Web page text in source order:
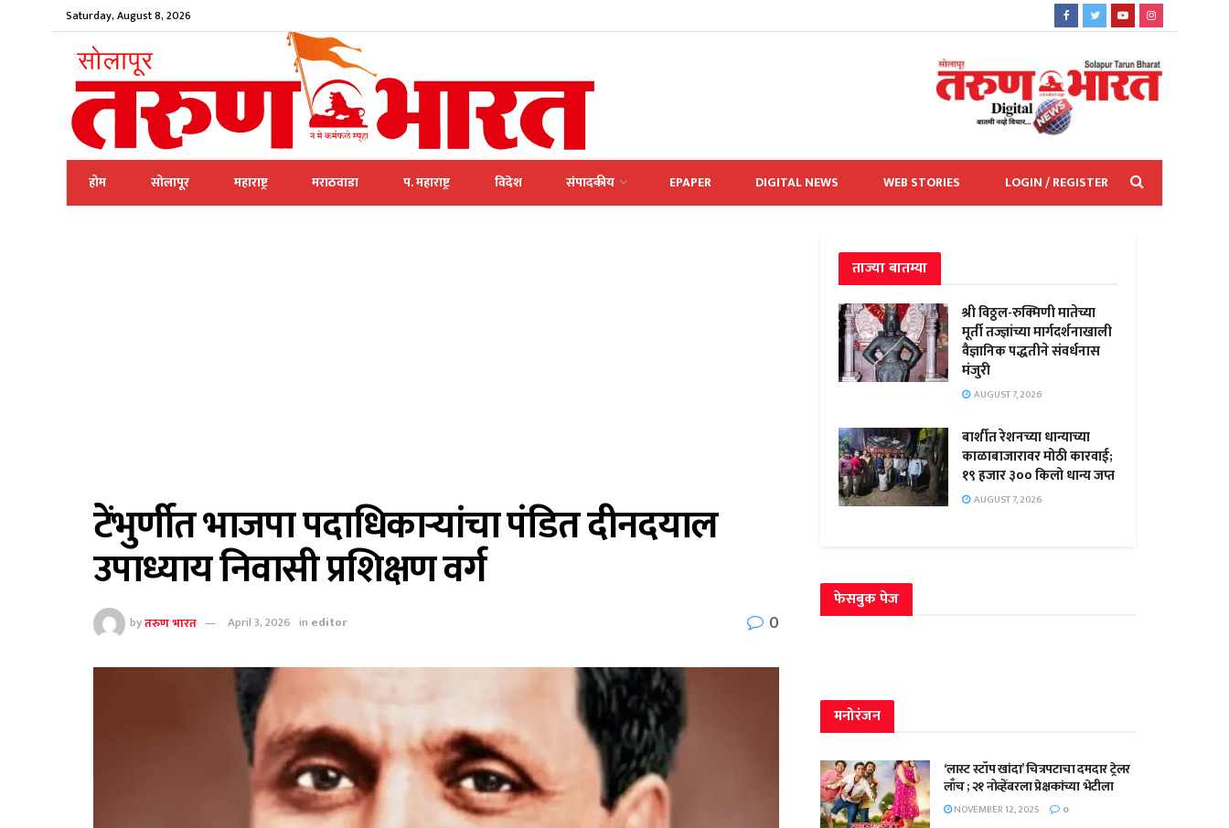
Saturday, August 8, 2026
होम सोलापूर महाराष्ट्र मराठवाडा प. महाराष्ट्र विदेश संपादकीय EPAPER DIGITAL NEWS WEB STORIES LOGIN / REGISTER
टेंभुर्णीत भाजपा पदाधिकाऱ्यांचा पंडित दीनदयाल
उपाध्याय निवासी प्रशिक्षण वर्ग
byतरुण भारत April 3, 2026 in editor 0
ताज्या बातम्या
श्री विठ्ठल-रुक्मिणी मातेच्या
मूर्ती तज्ज्ञांच्या मार्गदर्शनाखाली
वैज्ञानिक पद्धतीने संवर्धनास
मंजुरी
AUGUST 7, 2026
बार्शीत रेशनच्या धान्याच्या
काळाबाजारावर मोठी कारवाई;
१९ हजार ३०० किलो धान्य जप्त
AUGUST 7, 2026
फेसबुक पेज
मनोरंजन
‘लास्ट स्टॉप खांदा’ चित्रपटाचा दमदार ट्रेलर
लाँच ; २१ नोव्हेंबरला प्रेक्षकांच्या भेटीला
NOVEMBER 12, 2025 0